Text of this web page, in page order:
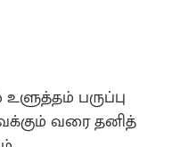
பருப்பு
வரை தனித்